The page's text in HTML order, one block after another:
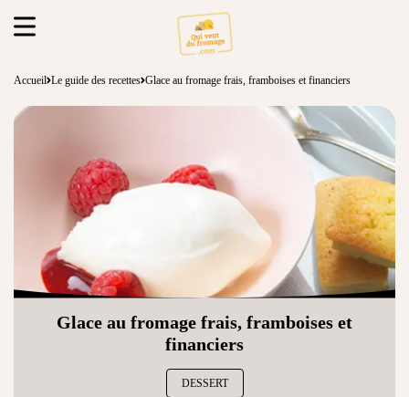
Accueil Le guide des recettes Glace au fromage frais, framboises et financiers
Glace au fromage frais, framboises et
financiers
DESSERT